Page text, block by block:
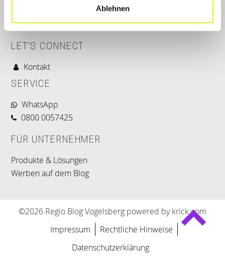
Ablehnen
LET'S CONNECT
Kontakt
SERVICE
WhatsApp
0800 0057425
FÜR UNTERNEHMER
Produkte & Lösungen
Werben auf dem Blog
©2026 Regio Blog Vogelsberg powered by krick.com
Impressum
Rechtliche Hinweise
Datenschutzerklärung